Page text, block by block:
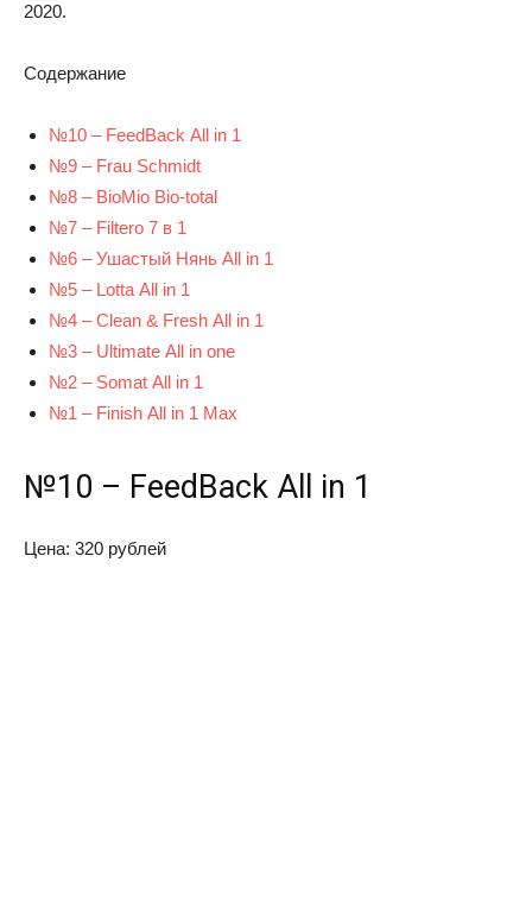
2020.
Содержание
№10 – FeedBack All in 1
№9 – Frau Schmidt
№8 – BioMio Bio-total
№7 – Filtero 7 в 1
№6 – Ушастый Нянь All in 1
№5 – Lotta All in 1
№4 – Clean & Fresh All in 1
№3 – Ultimate All in one
№2 – Somat All in 1
№1 – Finish All in 1 Max
№10 – FeedBack All in 1
Цена: 320 рублей